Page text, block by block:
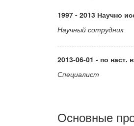
1997 - 2013 Научно
Научный сотрудник
2013-06-01 - по
Специалист
Основные